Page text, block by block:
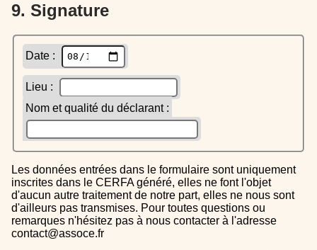
9. Signature
Date :
Lieu :
Nom et qualité du déclarant :
Les données entrées dans le formulaire sont uniquement
inscrites dans le CERFA généré, elles ne font l'objet
d'aucun autre traitement de notre part, elles ne nous sont
d'ailleurs pas transmises. Pour toutes questions ou
remarques n'hésitez pas à nous contacter à l'adresse
contact@assoce.fr